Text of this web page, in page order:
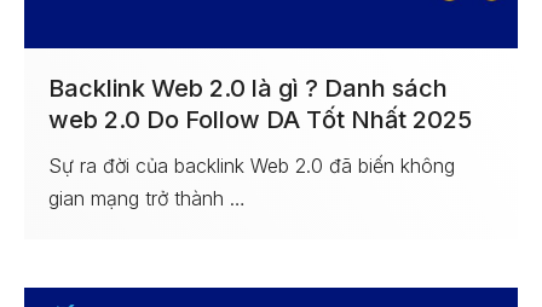
Backlink Web 2.0 là gì ? Danh sách
web 2.0 Do Follow DA Tốt Nhất 2025
Sự ra đời của backlink Web 2.0 đã biến không
gian mạng trở thành …